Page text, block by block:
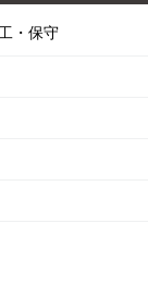
・保守